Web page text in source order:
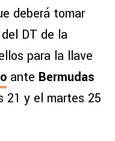
deberá tomar
DT de la
para la llave
ante Bermudas
21 y el martes 25